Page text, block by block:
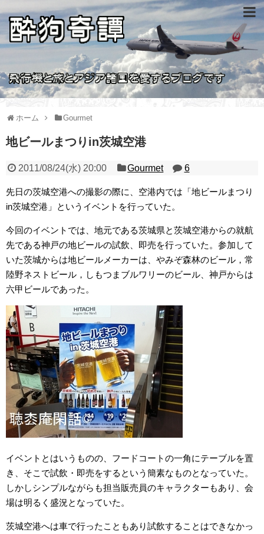
ホーム Gourmet
地ビールまつりin茨城空港
2011/08/24(水) 20:00 Gourmet 6
先日の茨城空港への撮影の際に、空港内では「地ビールまつり
in茨城空港」というイベントを行っていた。
今回のイベントでは、地元である茨城県と茨城空港からの就航
先である神戸の地ビールの試飲、即売を行っていた。参加して
いた茨城からは地ビールメーカーは、やみぞ森林のビール，常
陸野ネストビール，しもつまブルワリーのビール、神戸からは
六甲ビールであった。
イベントとはいうものの、フードコートの一角にテーブルを置
き、そこで試飲・即売をするという簡素なものとなっていた。
しかしシンプルながらも担当販売員のキャラクターもあり、会
場は明るく盛況となっていた。
茨城空港へは車で行ったこともあり試飲することはできなかっ